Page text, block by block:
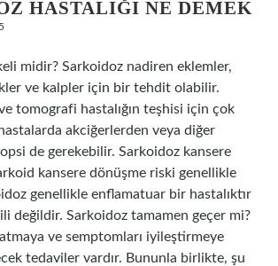
HASTALIĞI NE DEMEK
midir? Sarkoidoz nadiren eklemler,
ve kalpler için bir tehdit olabilir.
tomografi hastalığın teşhisi için çok
akciğerlerden veya diğer
de gerekebilir. Sarkoidoz kansere
kansere dönüşme riski genellikle
genellikle enflamatuar bir hastalıktır
değildir. Sarkoidoz tamamen geçer mi?
ve semptomları iyileştirmeye
tedaviler vardır. Bununla birlikte, şu